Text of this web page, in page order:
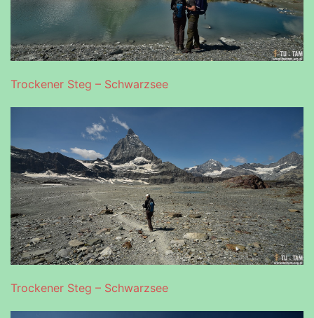
Trockener Steg – Schwarzsee
Trockener Steg – Schwarzsee